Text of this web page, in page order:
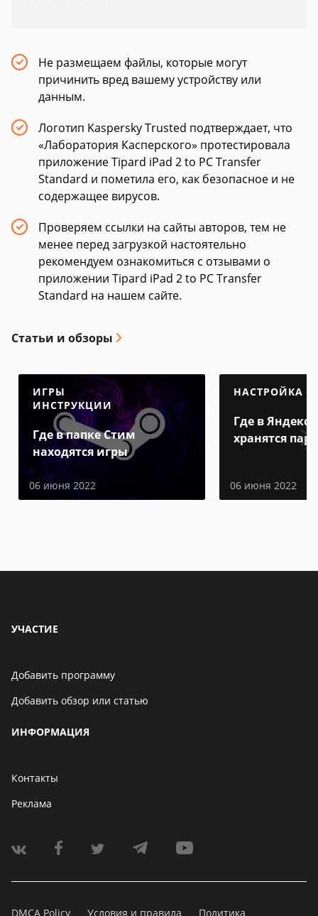
Не размещаем файлы, которые могут
причинить вред вашему устройству или
данным.
Логотип Kaspersky Trusted подтверждает, что
«Лаборатория Касперского» протестировала
приложение Tipard iPad 2 to PC Transfer
Standard и пометила его, как безопасное и не
содержащее вирусов.
Проверяем ссылки на сайты авторов, тем не
менее перед загрузкой настоятельно
рекомендуем ознакомиться с отзывами о
приложении Tipard iPad 2 to PC Transfer
Standard на нашем сайте.
Статьи и обзоры
ИГРЫ
ИНСТРУКЦИИ
Где в папке Стим
находятся игры
06 июня 2022
НАСТРОЙКА
Где в Яндекс
хранятся
06 июня 2022
УЧАСТИЕ
Добавить программу
Добавить обзор или статью
ИНФОРМАЦИЯ
Контакты
Реклама
DMCA Policy Условия и правила Политика